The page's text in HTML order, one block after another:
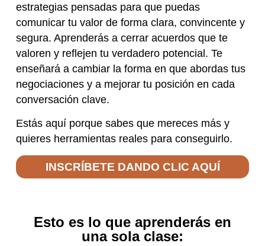
estrategias pensadas para que puedas
comunicar tu valor de forma clara, convincente y
segura. Aprenderás a cerrar acuerdos que te
valoren y reflejen tu verdadero potencial. Te
enseñará a cambiar la forma en que abordas tus
negociaciones y a mejorar tu posición en cada
conversación clave.
Estás aquí porque sabes que mereces más y
quieres herramientas reales para conseguirlo.
INSCRÍBETE DANDO CLIC AQUÍ
Esto es lo que aprenderás en
una sola clase: